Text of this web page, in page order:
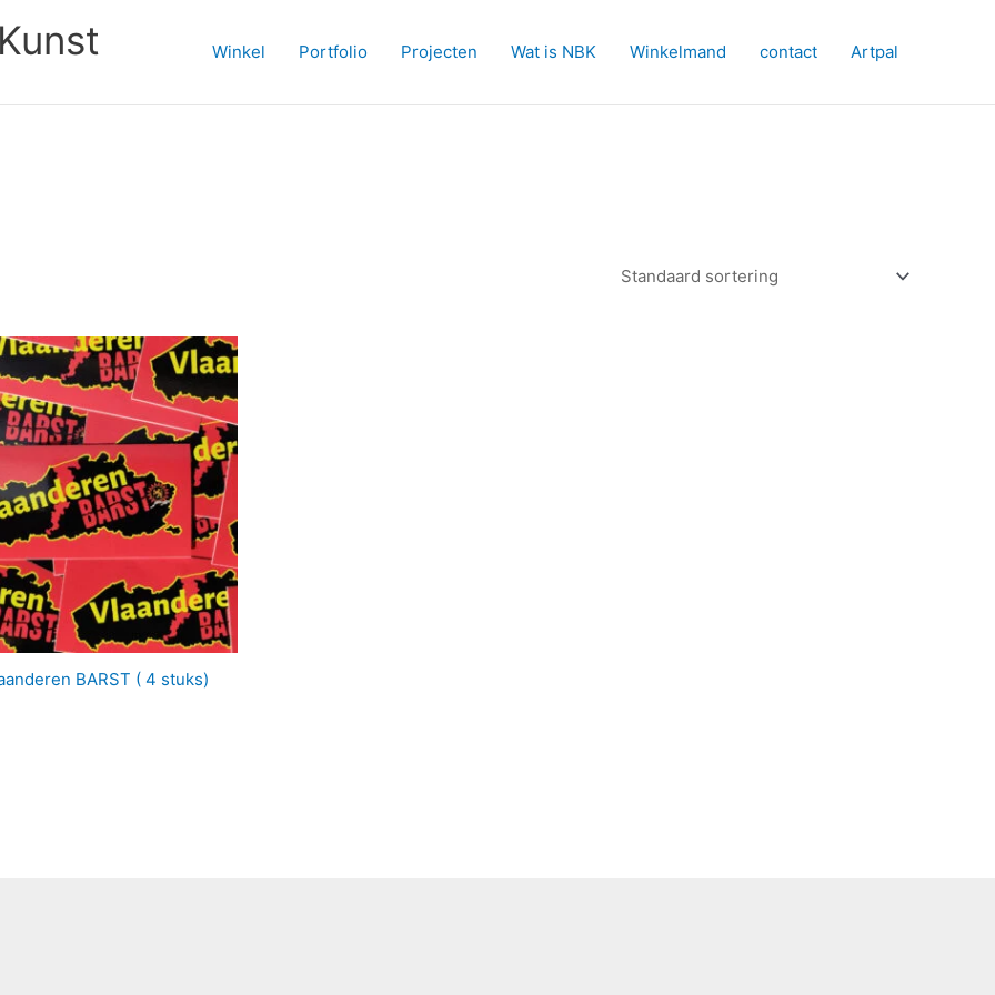
Winkel Portfolio Projecten Wat is NBK Winkelmand contact Artpal
BARST ( 4 stuks)